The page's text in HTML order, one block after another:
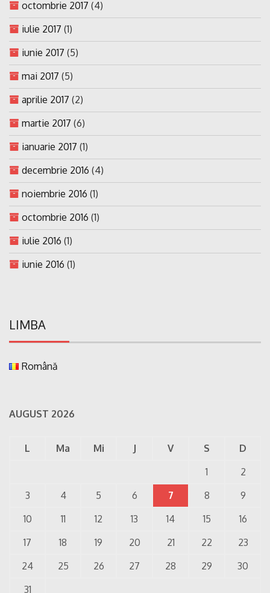
octombrie 2017 (4)
iulie 2017 (1)
iunie 2017 (5)
mai 2017 (5)
aprilie 2017 (2)
martie 2017 (6)
ianuarie 2017 (1)
decembrie 2016 (4)
noiembrie 2016 (1)
octombrie 2016 (1)
iulie 2016 (1)
iunie 2016 (1)
LIMBA
Română
AUGUST 2026
L Ma Mi J V S
D
1
2
3
4 5 6 7 8
9
10
11 12 13 14 15
16
17
18 19 20 21 22
23
24
25 26 27 28 29
30
31